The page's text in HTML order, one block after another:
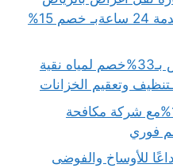
ونيت نقل عفش الرياض – خدمة 24 ساعةبـ خصم 15%
شركة تنظيف خزانات بالرياض بـ33%خصم لمياه نقية
حشرات؟مشكلتك انحلت100%مع شركة مكافحة
للأوساخ والفوضى